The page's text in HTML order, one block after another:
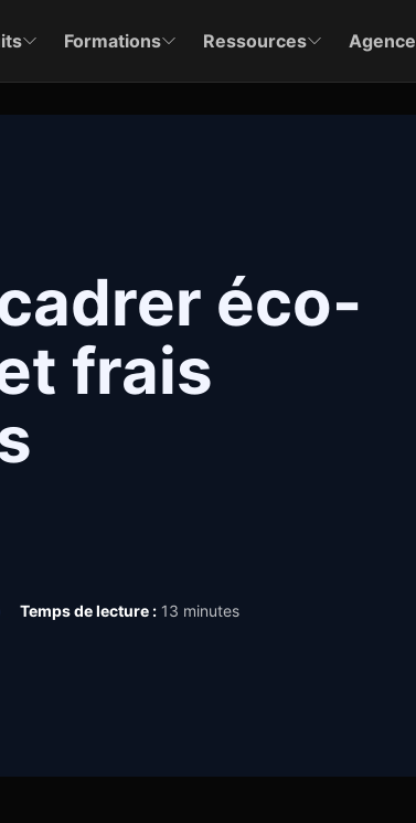
Formations Ressources Agence
éco-
frais
Temps de lecture : 13 minutes